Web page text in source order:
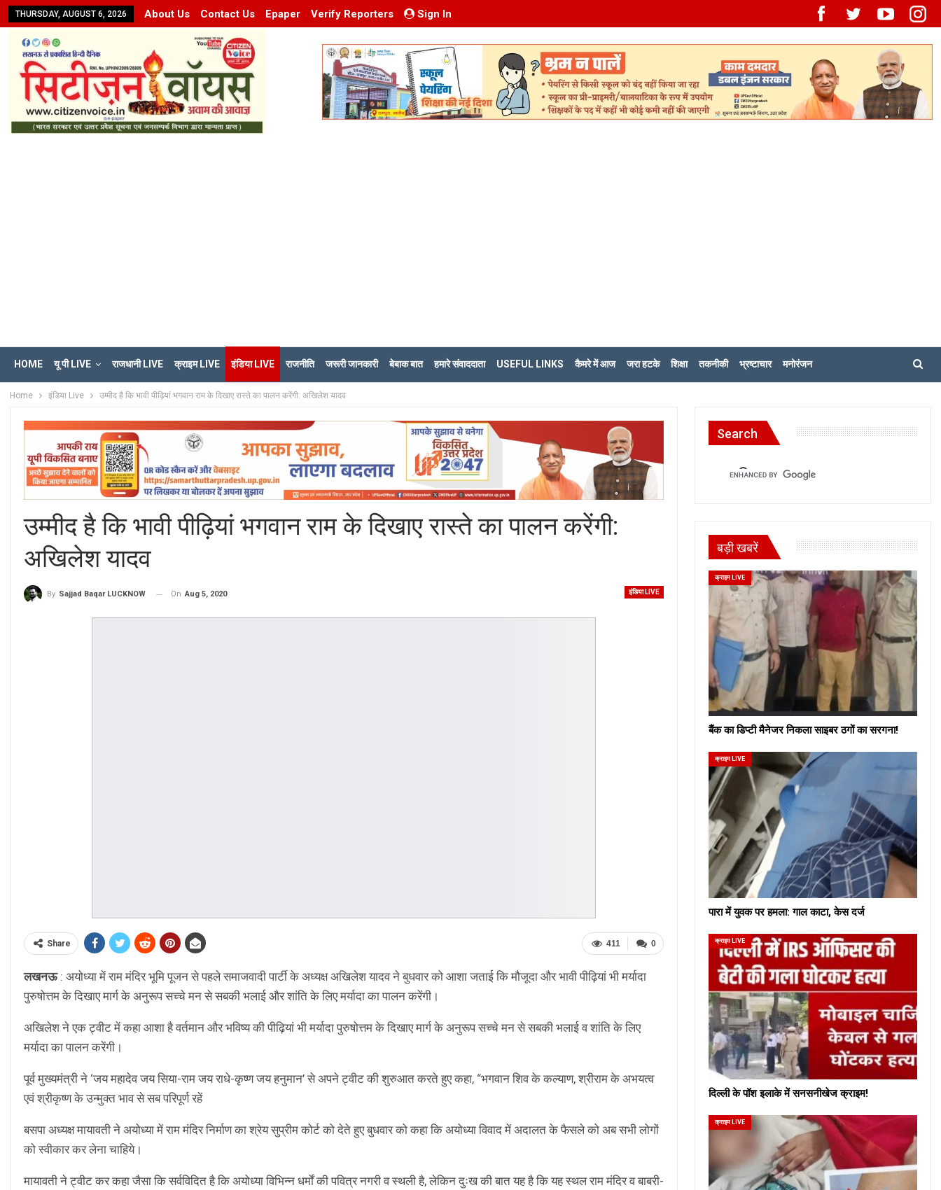
THURSDAY, AUGUST 6, 2026 About Us Contact Us Epaper Verify Reporters Sign In
HOME यू पी LIVE राजधानी LIVE क्राइम LIVE इंडिया LIVE राजनीति जरूरी जानकारी बेबाक बात हमारे संवाददाता USEFUL LINKS कैमरे में आज जरा हटके शिक्षा तकनीकी भ्रष्टाचार मनोरंजन
Home इंडिया Live उम्मीद है कि भावी पीढ़ियां भगवान राम के दिखाए रास्ते का पालन करेंगी: अखिलेश यादव
उम्मीद है कि भावी पीढ़ियां भगवान राम के दिखाए रास्ते का पालन करेंगी:
अखिलेश यादव
इंडिया LIVE
By Sajjad Baqar LUCKNOW On Aug 5, 2020
0
411
Share
लखनऊ: अयोध्या में राम मंदिर भूमि पूजन से पहले समाजवादी पार्टी के अध्यक्ष अखिलेश यादव ने बुधवार को आशा जताई कि मौजूदा और भावी पीढ़ियां भी मर्यादा
पुरुषोत्तम के दिखाए मार्ग के अनुरूप सच्चे मन से सबकी भलाई और शांति के लिए मर्यादा का पालन करेंगी।
अखिलेश ने एक ट्वीट में कहा आशा है वर्तमान और भविष्य की पीढ़ियां भी मर्यादा पुरुषोत्तम के दिखाए मार्ग के अनुरूप सच्चे मन से सबकी भलाई व शांति के लिए
मर्यादा का पालन करेंगी।
पूर्व मुख्यमंत्री ने ‘जय महादेव जय सिया-राम जय राधे-कृष्ण जय हनुमान’ से अपने ट्वीट की शुरुआत करते हुए कहा, “भगवान शिव के कल्याण, श्रीराम के अभयत्व
एवं श्रीकृष्ण के उन्मुक्त भाव से सब परिपूर्ण रहें
बसपा अध्यक्ष मायावती ने अयोध्या में राम मंदिर निर्माण का श्रेय सुप्रीम कोर्ट को देते हुए बुधवार को कहा कि अयोध्या विवाद में अदालत के फैसले को अब सभी लोगों
को स्वीकार कर लेना चाहिये।
मायावती ने ट्वीट कर कहा जैसा कि सर्वविदित है कि अयोध्या विभिन्न धर्मों की पवित्र नगरी व स्थली है, लेकिन दुःख की बात यह है कि यह स्थल राम मंदिर व बाबरी-
Search
बड़ी खबरें
क्राइम LIVE
बैंक का डिप्टी मैनेजर निकला साइबर ठगों का सरगना!
क्राइम LIVE
पारा में युवक पर हमला: गाल काटा, केस दर्ज
क्राइम LIVE
दिल्ली के पॉश इलाके में सनसनीखेज क्राइम!
क्राइम LIVE